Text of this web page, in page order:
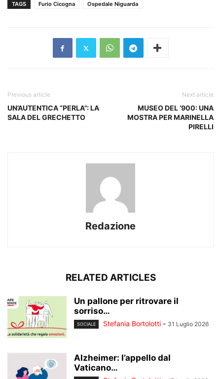
TAGS Furio Cicogna Ospedale Niguarda
Previous article
UN’AUTENTICA “PERLA”: LA
SALA DEL GRECHETTO
Next article
MUSEO DEL ‘900: UNA
MOSTRA PER MARINELLA
PIRELLI
Redazione
RELATED ARTICLES
Un pallone per ritrovare il
sorriso…
SOCIALE Stefania Bortolotti - 31 Luglio 2026
Alzheimer: l’appello dal
Vaticano…